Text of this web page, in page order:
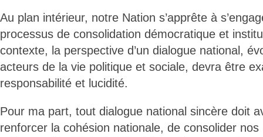
Au plan intérieur, notre Nation s’apprête à
processus de consolidation démocratique et
contexte, la perspective d’un dialogue national,
acteurs de la vie politique et sociale, devra être
responsabilité et lucidité.
Pour ma part, tout dialogue national sincère doit
renforcer la cohésion nationale, de consolider